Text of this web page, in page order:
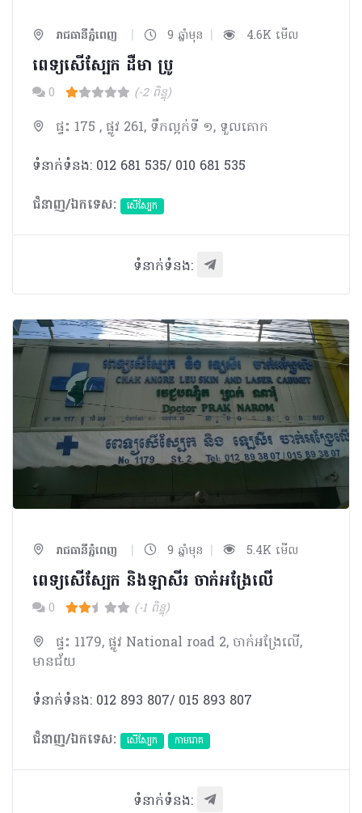
រាជធានីភ្នំពេញ | 9 ឆ្នាំមុន | 4.6K មើល
ពេទ្យសើស្បែក ដឺមា ប្រូ
0 (-2 ពិន្ទុ)
ផ្ទះ 175 , ផ្លូវ 261, ទឹកល្អក់ទី ១, ទួលគោក
ទំនាក់ទំនង: 012 681 535/ 010 681 535
ជំនាញ/ឯកទេស:
សើស្បែក
ទំនាក់ទំនង:
រាជធានីភ្នំពេញ | 9 ឆ្នាំមុន | 5.4K មើល
ពេទ្យសើស្បែក​ និងឡាសីរ ចាក់អង្រែលើ
0 (-1 ពិន្ទុ)
ផ្ទះ 1179, ផ្លូវ National road 2, ចាក់អង្រែលើ,
មានជ័យ
ទំនាក់ទំនង: 012 893 807/ 015 893 807
ជំនាញ/ឯកទេស:
សើស្បែក កាមរោគ
ទំនាក់ទំនង: